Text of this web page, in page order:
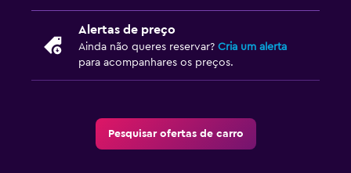
Alertas de preço
Ainda não queres reservar? Cria um alerta
para acompanhares os preços.
Pesquisar ofertas de carro